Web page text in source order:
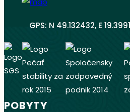
GPS: N 49.132432, E
POBYTY